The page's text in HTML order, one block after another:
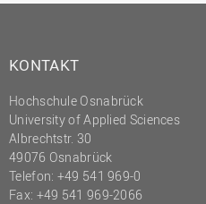
KONTAKT
Hochschule Osnabrück
University of Applied Sciences
Albrechtstr. 30
49076 Osnabrück
Telefon: +49 541 969-0
Fax: +49 541 969-2066